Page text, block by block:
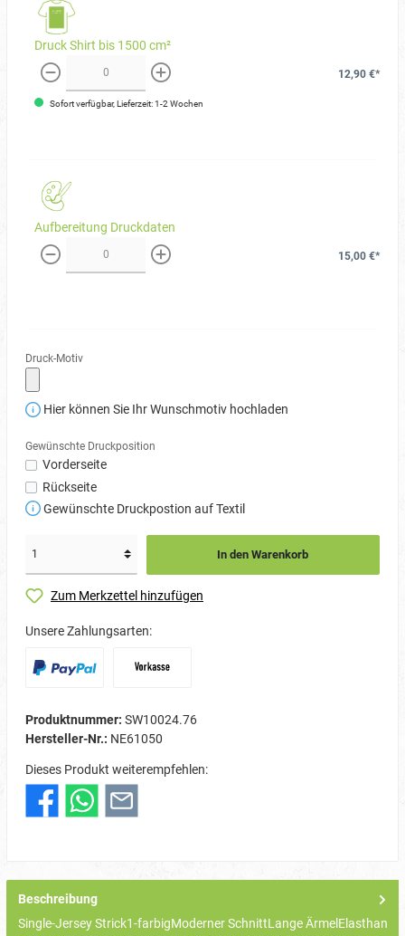
Druck Shirt bis 1500 cm²
weniger mehr
12,90 €*
Sofort verfügbar, Lieferzeit: 1-2 Wochen
Aufbereitung Druckdaten
weniger mehr
15,00 €*
Druck-Motiv
Hier können Sie Ihr Wunschmotiv hochladen
Gewünschte Druckposition
Vorderseite
Rückseite
Gewünschte Druckpostion auf Textil
In den Warenkorb
Zum Merkzettel hinzufügen
Unsere Zahlungsarten:
Produktnummer: SW10024.76
Hersteller-Nr.: NE61050
Dieses Produkt weiterempfehlen:
Beschreibung
Single-Jersey Strick1-farbigModerner SchnittLange ÄrmelElasthan